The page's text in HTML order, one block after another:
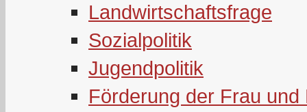
Landwirtschaftsfrage
Sozialpolitik
Jugendpolitik
Förderung der Frau und